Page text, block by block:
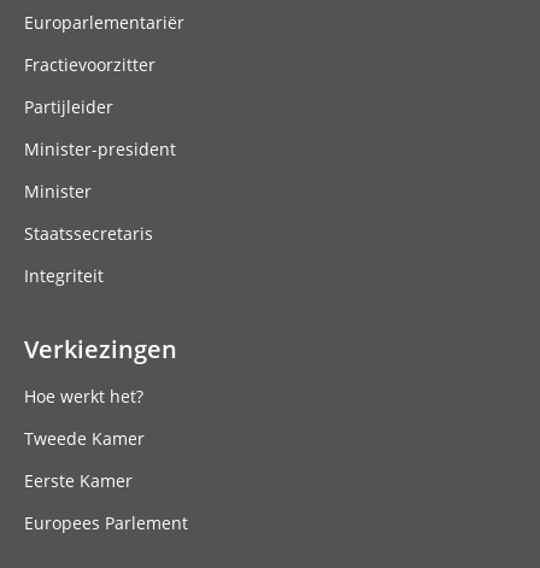
Europarlementariër
Fractievoorzitter
Partijleider
Minister-president
Minister
Staatssecretaris
Integriteit
Verkiezingen
Hoe werkt het?
Tweede Kamer
Eerste Kamer
Europees Parlement